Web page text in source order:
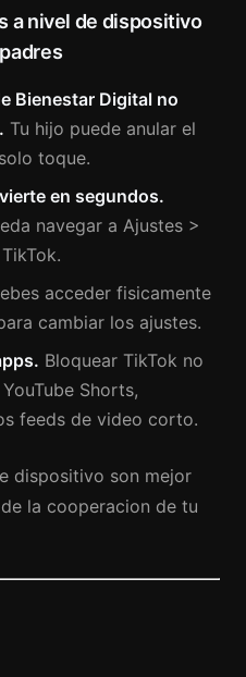
a nivel de dispositivo
Bienestar Digital no
Tu hijo puede anular el
toque.
en segundos.
navegar a Ajustes >
acceder fisicamente
cambiar los ajustes.
Bloquear TikTok no
Shorts,
feeds de video corto.
dispositivo son mejor
la cooperacion de tu